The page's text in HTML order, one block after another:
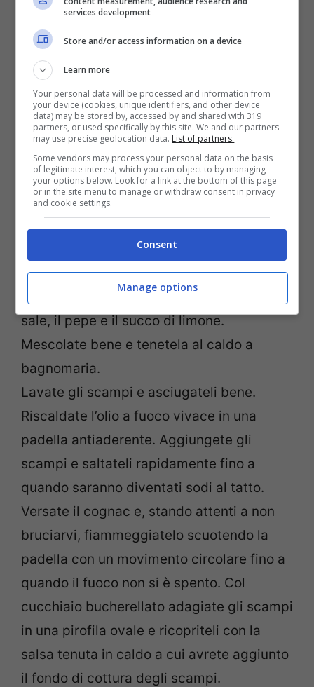
Preparate per prima cosa la salsa
sciogliendo in una pentola il burro a fuoco
basso. Aggiungete la farina, amalgamatela
al burro con la frusta e, sempre
mescolando, aggiungete il brodo caldo.
Salate, pepate e fate cuocere per circa 15
minuti, mescolando sempre in modo che
non si formino i grumi, fino a quando la
salsa si è addensata. Fuori dal fuoco,
aggiungete a questa salsa ben calda i
tuorli precedentemente sbattuti col latte, il
sale, il pepe e il succo di limone.
Mescolate bene e tenetela al caldo a
bagnomaria.
Lavate gli scampi e asciugateli bene.
Riscaldate l’olio a fuoco vivace in una
padella antiaderente. Aggiungete gli
scampi e saltateli rapidamente fino a
quando saranno diventati sodi al tatto.
Versate il cognac e, stando attenti a non
bruciarvi, fiammeggiatelo scuotendo la
padella con un movimento circolare fino a
quando il fuoco non si è spento. Col
cucchiaio bucherellato adagiate gli scampi
in una pirofila ovale e ricopriteli con la
salsa tenuta in caldo a cui avrete aggiunto
il fondo di cottura degli scampi.
services development
Store and/or access information on a device
Learn more
Your personal data will be processed and information from
your device (cookies, unique identifiers, and other device
data) may be stored by, accessed by and shared with 319
partners, or used specifically by this site. We and our partners
may use precise geolocation data. List of partners.
Some vendors may process your personal data on the basis
of legitimate interest, which you can object to by managing
your options below. Look for a link at the bottom of this page
or in the site menu to manage or withdraw consent in privacy
and cookie settings.
Consent
Manage options